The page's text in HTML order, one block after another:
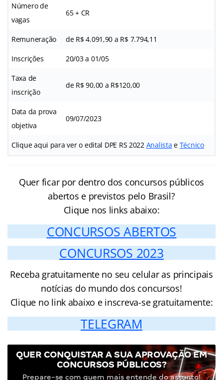
Número de
vagas
65 + CR
Remuneração de R$ 4.091,90 a R$ 7.794,11
Inscrições 20/03 a 01/05
Taxa de
inscrição
de R$ 90,00 a R$120,00
Data da prova
objetiva
09/07/2023
Clique aqui para ver o edital DPE RS 2022 Analista e Técnico
Quer ficar por dentro dos concursos públicos
abertos e previstos pelo Brasil?
Clique nos links abaixo:
CONCURSOS ABERTOS
CONCURSOS 2023
Receba gratuitamente no seu celular as principais
notícias do mundo dos concursos!
Clique no link abaixo e inscreva-se gratuitamente:
TELEGRAM
QUER CONQUISTAR A SUA APROVAÇÃO EM
CONCURSOS PÚBLICOS?
Prepare-se com quem mais entende do assunto!